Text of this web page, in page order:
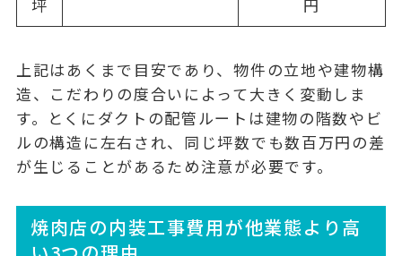
坪 円
上記はあくまで目安であり、物件の立地や建物構
造、こだわりの度合いによって大きく変動しま
す。とくに ダクトの配管ルート は建物の階数やビ
ルの構造に左右され、同じ坪数でも数百万円の差
が生じることがあるため注意が必要です。
焼肉店の内装工事費用が他業態より高